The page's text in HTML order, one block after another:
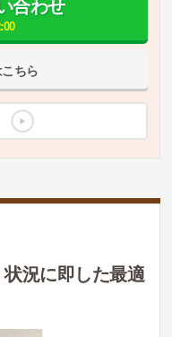
ちら
合わせ
況に即した最適